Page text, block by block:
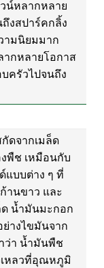
น์หลากหลาย
งสปาร์คกลิ้ง
ามนิยมมาก
กหลายโอกาส
ครัวไปจนถึง
ดจากเมล็ด
พืช เหมือนกับ
แบบต่าง ๆ ที่
านขาว และ
ด น้ำมันมะกอก
างไขมันจาก
ว่า น้ำมันพืช
เหลวที่อุณหภูมิ